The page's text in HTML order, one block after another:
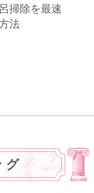
掃除を最速
法
グ